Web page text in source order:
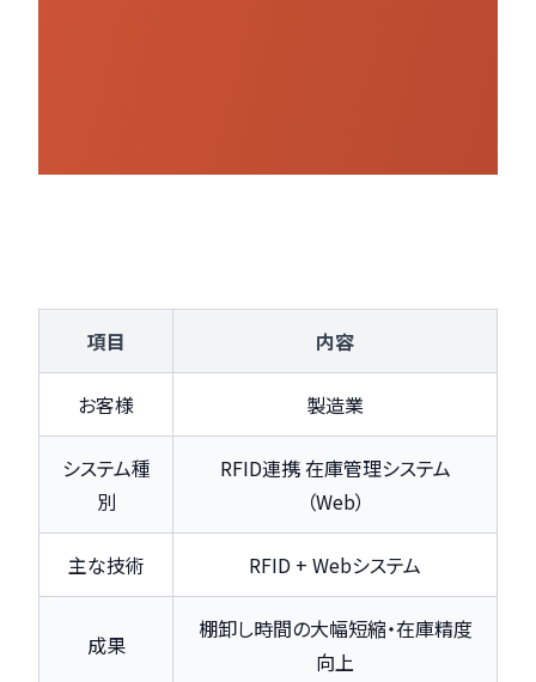
項目 内容
お客様 製造業
システム種
別
RFID連携 在庫管理システム
（Web）
主な技術 RFID + Webシステム
成果
棚卸し時間の大幅短縮・在庫精度
向上